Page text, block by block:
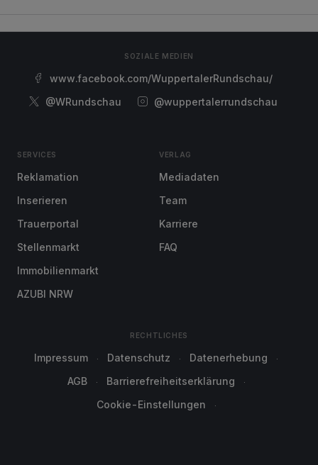
SOZIALE MEDIEN
www.facebook.com/WuppertalerRundschau/
@WRundschau
@wuppertalerrundschau
SERVICES
Reklamation
Inserieren
Trauerportal
Stellenmarkt
Immobilienmarkt
AZUBI NRW
VERLAG
Mediadaten
Team
Karriere
FAQ
RECHTLICHES
Impressum Datenschutz
Datenerhebung
AGB
Barrierefreiheitserklärung
Cookie-Einstellungen